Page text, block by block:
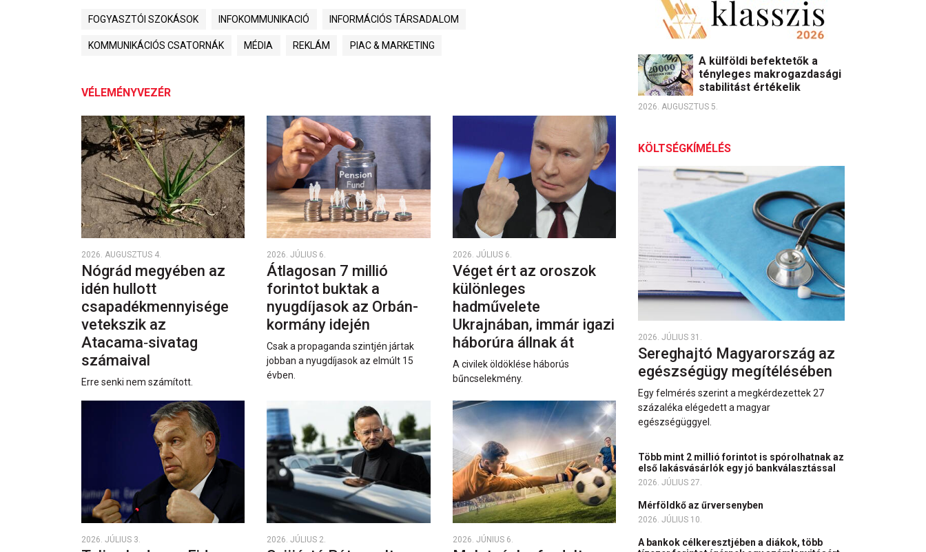
FOGYASZTÓI SZOKÁSOK INFOKOMMUNIKACIÓ INFORMÁCIÓS TÁRSADALOM
KOMMUNIKÁCIÓS CSATORNÁK MÉDIA REKLÁM PIAC & MARKETING
VÉLEMÉNYVEZÉR
2026. AUGUSZTUS 4.
Nógrád megyében az
idén hullott
csapadékmennyisége
vetekszik az
Atacama‑sivatag
számaival
Erre senki nem számított.
2026. JÚLIUS 6.
Átlagosan 7 millió
forintot buktak a
nyugdíjasok az Orbán-
kormány idején
Csak a propaganda szintjén jártak
jobban a nyugdíjasok az elmúlt 15
évben.
2026. JÚLIUS 6.
Véget ért az oroszok
különleges
hadművelete
Ukrajnában, immár igazi
háborúra állnak át
A civilek öldöklése háborús
bűncselekmény.
2026. JÚLIUS 3. 2026. JÚLIUS 2. 2026. JÚNIUS 6.
A külföldi befektetők a
tényleges makrogazdasági
stabilitást értékelik
2026. AUGUSZTUS 5.
KÖLTSÉGKÍMÉLÉS
2026. JÚLIUS 31.
Sereghajtó Magyarország az
egészségügy megítélésében
Egy felmérés szerint a megkérdezettek 27
százaléka elégedett a magyar
egészségüggyel.
Több mint 2 millió forintot is spórolhatnak az
első lakásvásárlók egy jó bankválasztással
2026. JÚLIUS 27.
Mérföldkő az űrversenyben
2026. JÚLIUS 10.
A bankok célkeresztjében a diákok, több